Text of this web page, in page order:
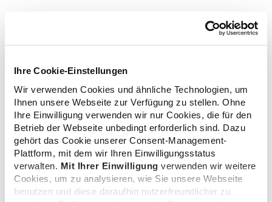
Ihre Cookie-Einstellungen
Wir verwenden Cookies und ähnliche Technologien, um
Ihnen unsere Webseite zur Verfügung zu stellen. Ohne
Ihre Einwilligung verwenden wir nur Cookies, die für den
Betrieb der Webseite unbedingt erforderlich sind. Dazu
gehört das Cookie unserer Consent-Management-
Plattform, mit dem wir Ihren Einwilligungsstatus
verwalten. Mit Ihrer Einwilligung verwenden wir weitere
Cookies, um zu analysieren, wie Sie unsere Webseite
benutzen und diese daraufhin nutzerfreundlicher zu
Der Koalitionsvertrag von Union und SPD enthält
wichtige Maßnahmen zur Sicherung der Apotheken vor
Ort. Diese stehen in großen Teilen unter starkem
Apotheken verzeichnet die ABDA die niedrigste Zahl seit
1978. Nur gemeinsam im Dialog können Apotheken und
Politik weitere Schließungen verhindern.
Bundesgesundheitsministerin Nina Warken (CDU) plant
aktuell eine Apothekenreform. Die Ministerin hatte erst
kürzlich in einem Gespräch mit ABDA-Präsident Thomas
Preis signalisiert, dass sie im Rahmen der Reform-
Vorbereitungen für einen offenen Dialog mit der ABDA
bereitstehe. Sie kündigte außerdem an, dass sie erste